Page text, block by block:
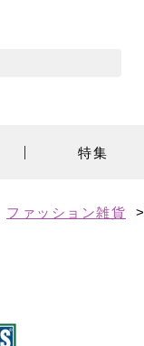
特集
ファッション雑貨 >